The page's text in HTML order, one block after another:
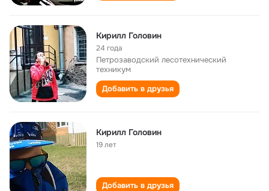
Кирилл Головин
24 года
Петрозаводский лесотехнический
техникум
Добавить в друзья
Кирилл Головин
19 лет
Добавить в друзья